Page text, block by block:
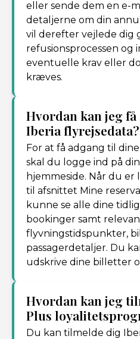
eller sende dem en e-
detaljerne om din
vil derefter vejlede dig
refusionsprocessen og
eventuelle krav eller
kræves.
Hvordan kan jeg
Iberia flyrejsedata?
For at få adgang til
skal du logge ind på
hjemmeside. Når du er
til afsnittet Mine
kunne se alle dine
bookinger samt
flyvningstidspunkter,
passagerdetaljer. Du
udskrive dine billetter
Hvordan kan jeg
Plus
Du kan tilmelde dig